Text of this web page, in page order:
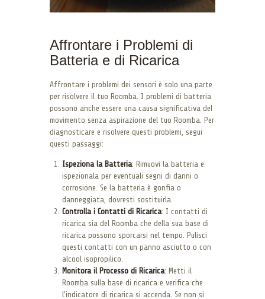
Affrontare i Problemi di
Batteria e di Ricarica
Affrontare i problemi dei sensori è solo una parte
per risolvere il tuo Roomba. I problemi di batteria
possono anche essere una causa significativa del
movimento senza aspirazione del tuo Roomba. Per
diagnosticare e risolvere questi problemi, segui
questi passaggi:
Ispeziona la Batteria: Rimuovi la batteria e
ispezionala per eventuali segni di danni o
corrosione. Se la batteria è gonfia o
danneggiata, dovresti sostituirla.
Controlla i Contatti di Ricarica: I contatti di
ricarica sia del Roomba che della sua base di
ricarica possono sporcarsi nel tempo. Pulisci
questi contatti con un panno asciutto o con
alcool isopropilico.
Monitora il Processo di Ricarica: Metti il
Roomba sulla base di ricarica e verifica che
l’indicatore di ricarica si accenda. Se non si